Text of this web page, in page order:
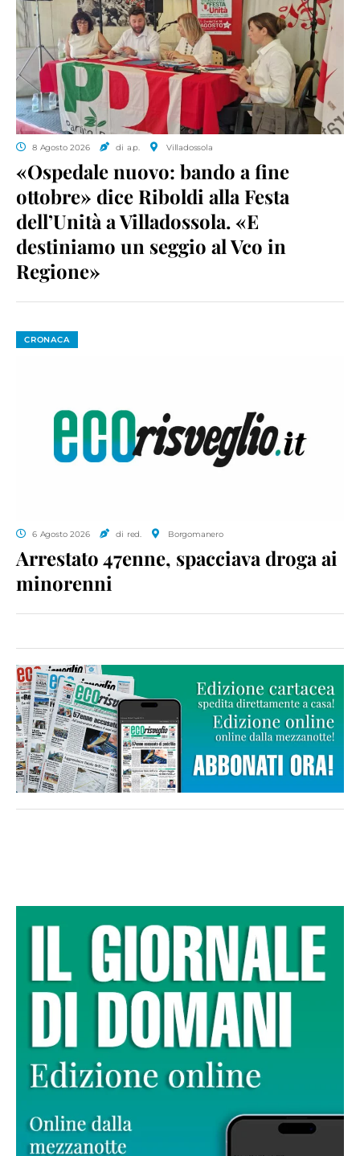
8 Agosto 2026 di a.p. Villadossola
«Ospedale nuovo: bando a fine
ottobre» dice Riboldi alla Festa
dell’Unità a Villadossola. «E
destiniamo un seggio al Vco in
Regione»
CRONACA
6 Agosto 2026 di red. Borgomanero
Arrestato 47enne, spacciava droga ai
minorenni